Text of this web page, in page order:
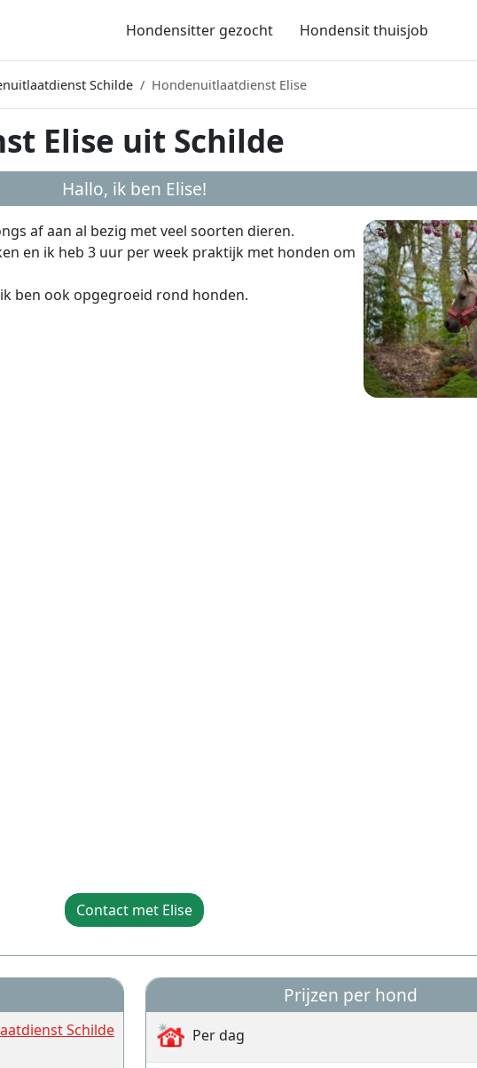
Hondensitter gezocht Hondensit thuisjob
Schilde Hondenuitlaatdienst Elise
Elise uit Schilde
Hallo, ik ben Elise!
af aan al bezig met veel soorten dieren.
en ik heb 3 uur per week praktijk met honden om
ben ook opgegroeid rond honden.
Contact met Elise
Schilde
Prijzen per hond
Per dag